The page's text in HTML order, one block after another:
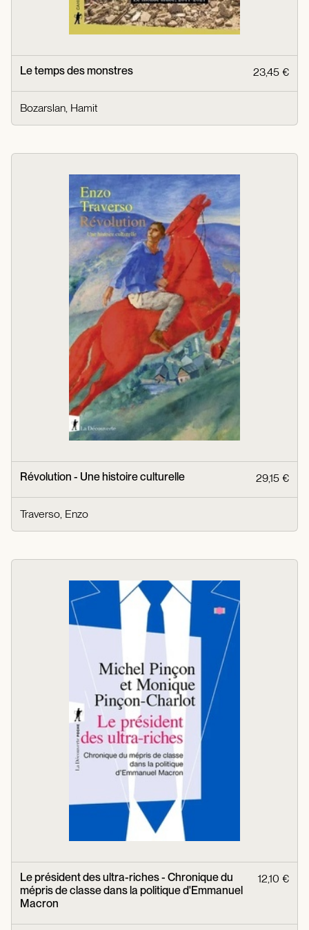
Le temps des monstres 23,45 €
Bozarslan, Hamit
Révolution - Une histoire culturelle 29,15 €
Traverso, Enzo
Le président des ultra-riches - Chronique du
mépris de classe dans la politique d'Emmanuel
Macron
12,10 €